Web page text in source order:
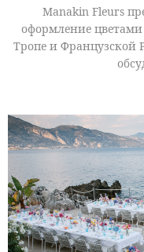
Manakin Fleurs
оформление
Тропе и Французской